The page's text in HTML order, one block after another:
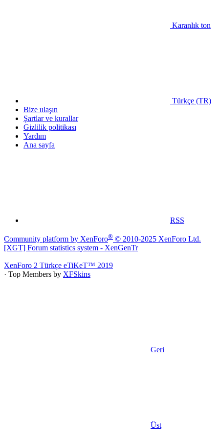
Karanlık ton
Türkçe (TR)
Bize ulaşın
Şartlar ve kurallar
Gizlilik politikası
Yardım
Ana sayfa
RSS
Community platform by XenForo® © 2010-2025 XenForo Ltd.
[XGT] Forum statistics system - XenGenTr
XenForo 2 Türkçe eTiKeT™ 2019
· Top Members by XFSkins
Geri
Üst